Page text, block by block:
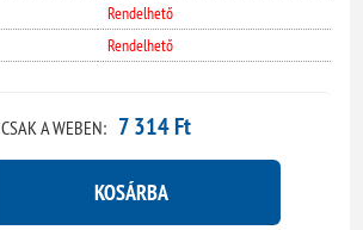
Rendelhető
Rendelhető
CSAK A WEBEN: 7 314 Ft
KOSÁRBA